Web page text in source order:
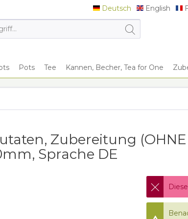
Deutsch
Deutsch English
English
Pots Tee Kannen, Becher, Tea for One
Zubereitung (OHNE
Sprache DE